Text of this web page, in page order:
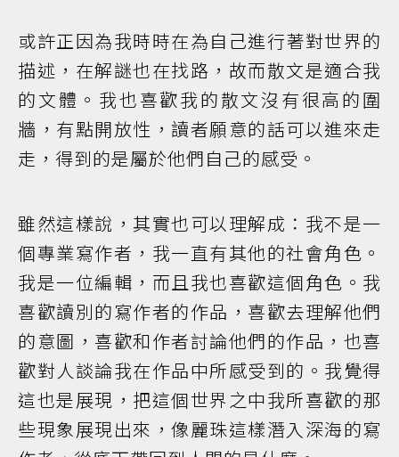
或許正因為我時時在為自己進行著對世界的
描述，在解謎也在找路，故而散文是適合我
的文體。我也喜歡我的散文沒有很高的圍
牆，有點開放性，讀者願意的話可以進來走
走，得到的是屬於他們自己的感受。
雖然這樣說，其實也可以理解成：我不是一
個專業寫作者，我一直有其他的社會角色。
我是一位編輯，而且我也喜歡這個角色。我
喜歡讀別的寫作者的作品，喜歡去理解他們
的意圖，喜歡和作者討論他們的作品，也喜
歡對人談論我在作品中所感受到的。我覺得
這也是展現，把這個世界之中我所喜歡的那
些現象展現出來，像麗珠這樣潛入深海的寫